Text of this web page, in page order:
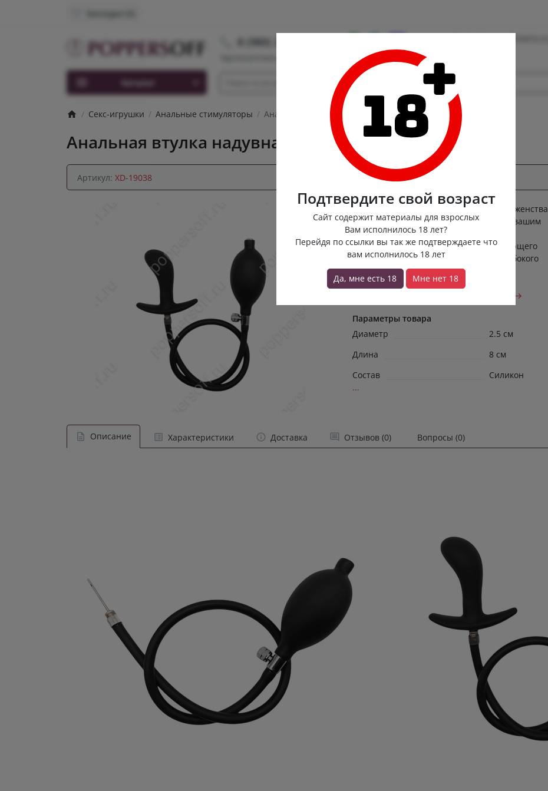
Подтвердите свой возраст
Сайт содержит материалы для взрослых
Вам исполнилось 18 лет?
Перейдя по ссылки вы так же подтверждаете что
вам исполнилось 18 лет
Да, мне есть 18 Мне нет 18
8 (980) 222-88-55
Каталог
Секс-игрушки Анальные стимуляторы Анальная втулка надувная для расширения Diesel
Анальная втулка надувная для расширения Diesel
Артикул: XD-19038
Прикоснитесь к тайне изысканного блаженства
с надувной анальной втулкой Diesel — вашим
персональным проводником в мир
чувственного раскрепощения и волнующего
ожидания. Этот элегантный девайс глубокого
черного цвета создан для того, чтобы
превратить интимную близость в
→
Параметры товара
Диаметр
2.5 см
Длина
8 см
Состав
Силикон
...
Описание Характеристики Доставка Отзывов (0) Вопросы (0)